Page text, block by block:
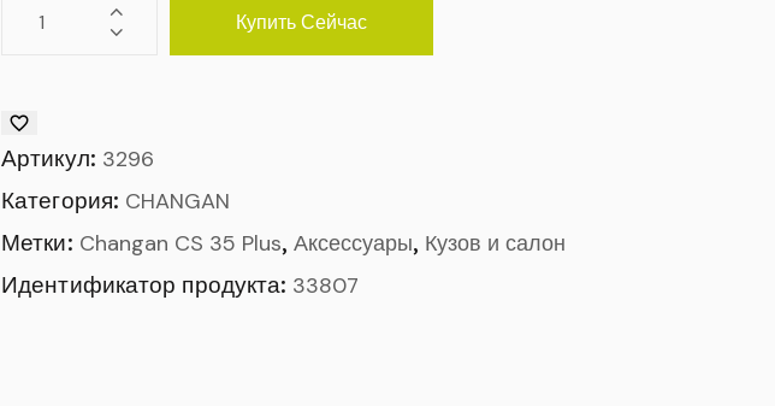
Купить Сейчас
Артикул: 3296
Категория: CHANGAN
Метки: Changan CS 35 Plus, Аксессуары, Кузов и салон
Идентификатор продукта: 33807